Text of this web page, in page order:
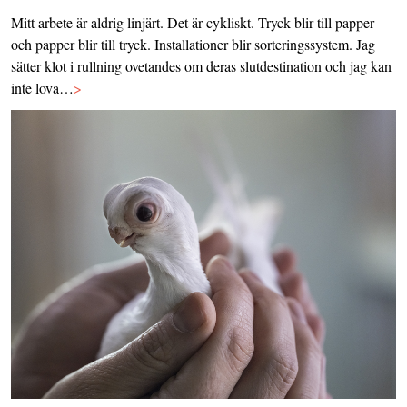
Mitt arbete är aldrig linjärt. Det är cykliskt. Tryck blir till papper
och papper blir till tryck. Installationer blir sorteringssystem. Jag
sätter klot i rullning ovetandes om deras slutdestination och jag kan
inte lova…>